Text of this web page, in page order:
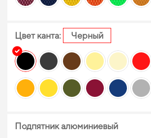
Цвет канта: Черный
Подпятник алюминиевый